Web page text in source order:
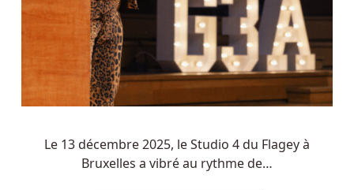
Le 13 décembre 2025, le Studio 4 du Flagey à
Bruxelles a vibré au rythme de…